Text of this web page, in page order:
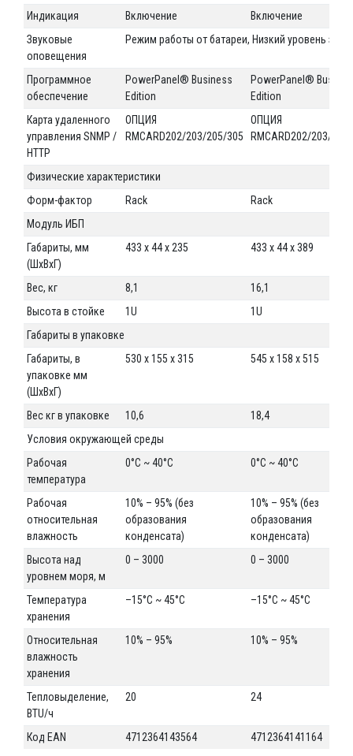
Индикация Включение
Включение
Звуковые
оповещения
Режим работы от батареи, Низкий уровень
Программное
обеспечение
PowerPanel® Business
Edition
PowerPanel®
Edition
Карта удаленного
управления SNMP /
HTTP
ОПЦИЯ
RMCARD202/203/205/305
ОПЦИЯ
RMCARD202/203/
Физические характеристики
Форм-фактор
Rack
Rack
Модуль ИБП
Габариты, мм
(ШxВxГ)
433 x 44 x 235 433 x 44 x 389
Вес, кг 8,1
16,1
Высота в стойке
1U
1U
Габариты в упаковке
Габариты, в
упаковке мм
(ШxВxГ)
530 x 155 x 315 545 x 158 x 515
Вес кг в упаковке 10,6
18,4
Условия окружающей среды
Рабочая
температура
0°C ~ 40°C 0°C ~ 40°C
Рабочая
относительная
влажность
10% – 95% (без
образования
конденсата)
10% – 95% (без
образования
конденсата)
Высота над
уровнем моря, м
0 – 3000 0 – 3000
Температура
хранения
–15°C ~ 45°C –15°C ~ 45°C
Относительная
влажность
хранения
10% – 95% 10% – 95%
Тепловыделение,
BTU/ч
20 24
Код EAN 4712364143564 4712364141164